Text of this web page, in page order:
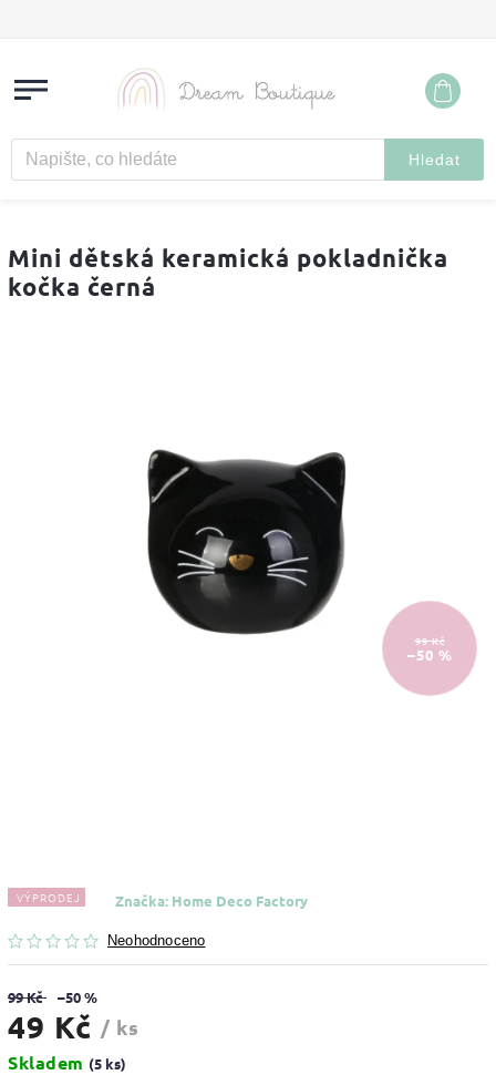
Hledat
Mini dětská keramická pokladnička
kočka černá
99 Kč
–50 %
VÝPRODEJ
Neohodnoceno
Značka: Home Deco Factory
99 Kč –50 %
49 Kč / ks
Skladem (5 ks)